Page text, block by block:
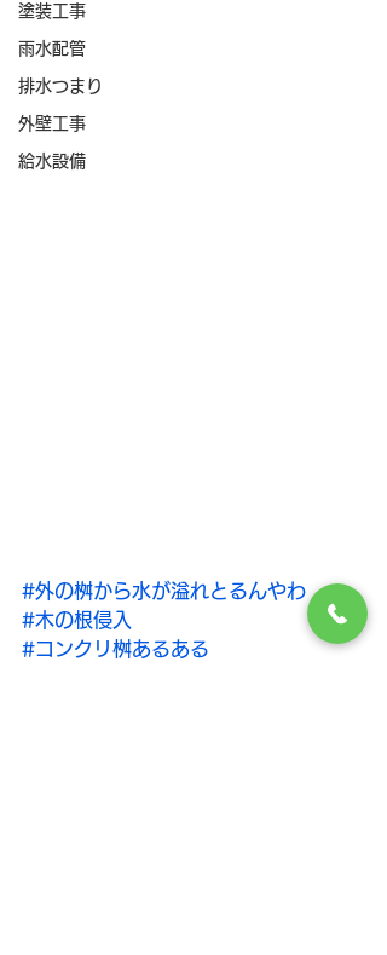
塗装工事
雨水配管
排水つまり
外壁工事
給水設備
#外の桝から水が溢れとるんやわ
#木の根侵入
#コンクリ桝あるある